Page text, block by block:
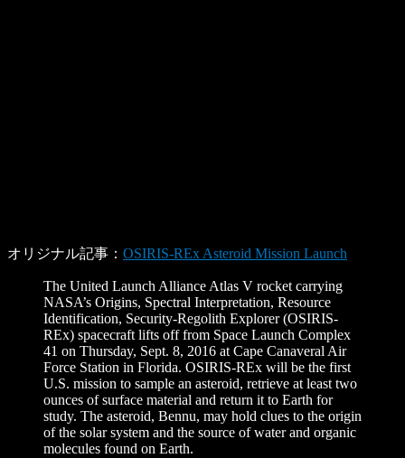
オリジナル記事： OSIRIS-REx Asteroid Mission Launch
The United Launch Alliance Atlas V rocket carrying
NASA’s Origins, Spectral Interpretation, Resource
Identification, Security-Regolith Explorer (OSIRIS-
REx) spacecraft lifts off from Space Launch Complex
41 on Thursday, Sept. 8, 2016 at Cape Canaveral Air
Force Station in Florida. OSIRIS-REx will be the first
U.S. mission to sample an asteroid, retrieve at least two
ounces of surface material and return it to Earth for
study. The asteroid, Bennu, may hold clues to the origin
of the solar system and the source of water and organic
molecules found on Earth.